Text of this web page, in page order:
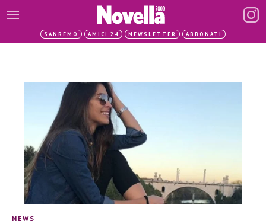
SANREMO AMICI 24 NEWSLETTER ABBONATI
NEWS